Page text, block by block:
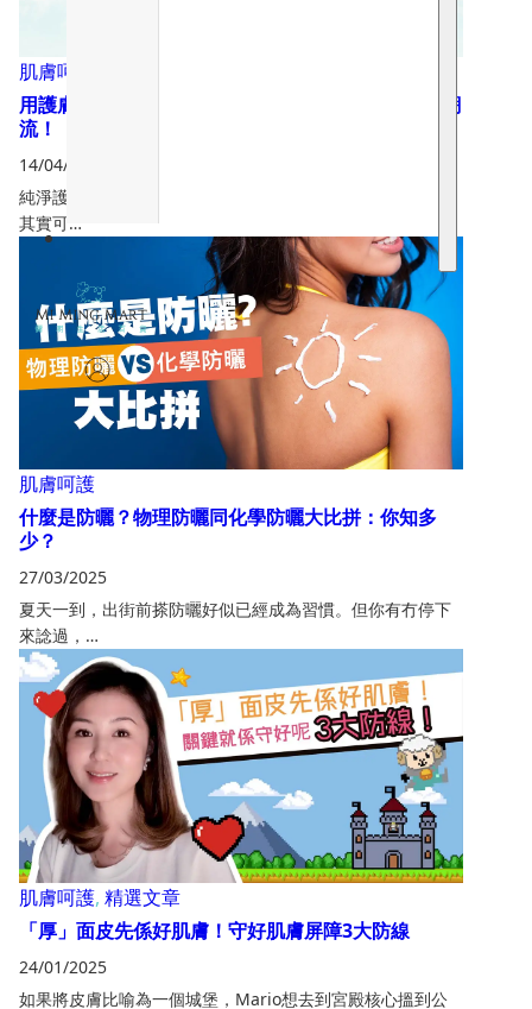
肌膚呵護
用護膚拯救地球 — 純淨護膚 (Clean Beauty) 的新潮
流！
14/04/2025
純淨護膚係咩嚟？ 你有冇諗過，自己平時用嘅護膚品入面，
其實可…
肌膚呵護
什麼是防曬？物理防曬同化學防曬大比拼：你知多
少？
27/03/2025
夏天一到，出街前搽防曬好似已經成為習慣。但你有冇停下
來諗過，…
肌膚呵護, 精選文章
「厚」面皮先係好肌膚！守好肌膚屏障3大防線
24/01/2025
如果將皮膚比喻為一個城堡，Mario想去到宮殿核心搵到公